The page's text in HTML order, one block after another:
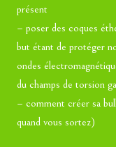
présent
– poser des coques
but étant de protéger
ondes
du champs de torsion
– comment créer sa
quand vous sortez)